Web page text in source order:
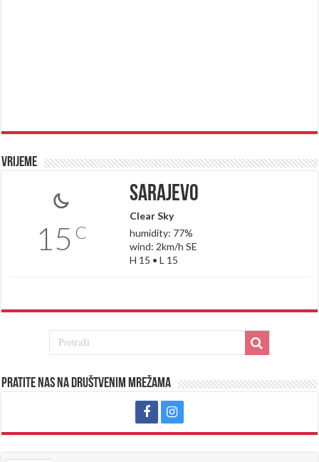
Vrijeme
15 C
Sarajevo
Clear Sky
humidity: 77%
wind: 2km/h SE
H 15 • L 15
Pratite nas na društvenim mrežama